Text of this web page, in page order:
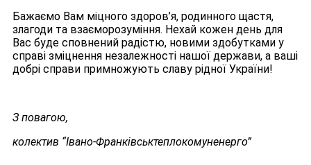
Бажаємо Вам міцного здоров’я, родинного щастя,
злагоди та взаєморозуміння. Нехай кожен день для
Вас буде сповнений радістю, новими здобутками у
справі зміцнення незалежності нашої держави, а ваші
добрі справи примножують славу рідної України!
З повагою,
колектив “Івано-Франківськтеплокомуненерго”